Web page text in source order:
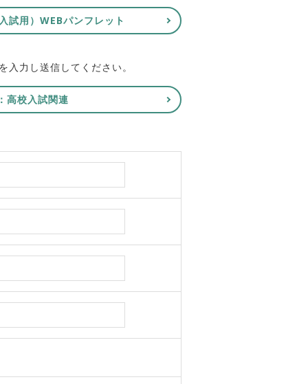
試用） WEBパンフレット
力し送信してください。
高校入試関連